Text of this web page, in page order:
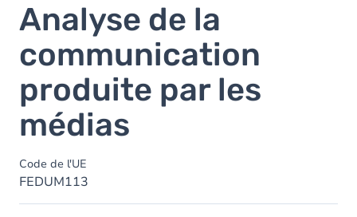
Analyse de la
communication
produite par les
médias
Code de l'UE
FEDUM113